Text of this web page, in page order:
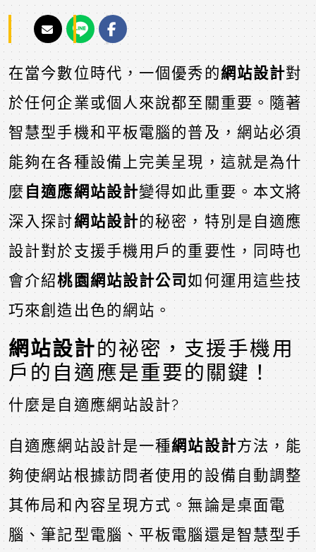
在當今數位時代，一個優秀的網站設計對
於任何企業或個人來說都至關重要。隨著
智慧型手機和平板電腦的普及，網站必須
能夠在各種設備上完美呈現，這就是為什
麼 自適應網站設計變得如此重要。本文將
深入探討網站設計的秘密，特別是自適應
設計對於支援手機用戶的重要性，同時也
會介紹桃園網站設計公司如何運用這些技
巧來創造出色的網站。
網站設計的祕密，支援手機用
戶的自適應是重要的關鍵！
什麼是自適應網站設計?
自適應網站設計是一種網站設計方法，能
夠使網站根據訪問者使用的設備自動調整
其佈局和內容呈現方式。無論是桌面電
腦、筆記型電腦、平板電腦還是智慧型手